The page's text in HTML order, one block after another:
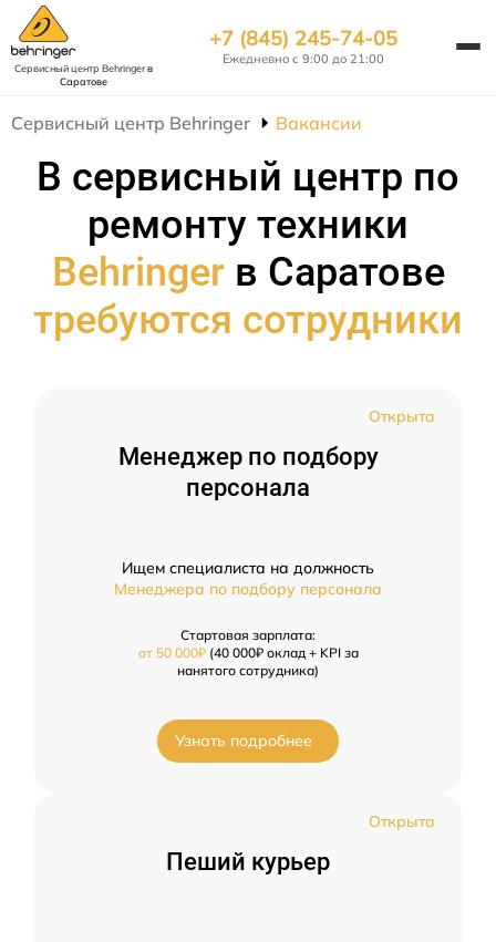
Сервисный центр Behringerв
Саратове
+7 (845) 245-74-05
Ежедневно с 9:00 до 21:00
Сервисный центр Behringer Вакансии
В сервисный центр по
ремонту техники
Behringer в Саратове
требуются сотрудники
Открыта
Менеджер по подбору
персонала
Ищем специалиста на должность
Менеджера по подбору персонала
Стартовая зарплата:
от 50 000₽(40 000₽ оклад + KPI за
нанятого сотрудника)
Узнать подробнее
Открыта
Пеший курьер